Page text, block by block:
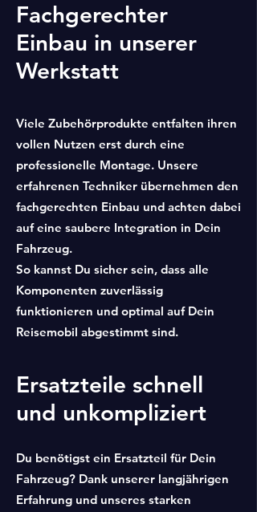
Fachgerechter
Einbau in unserer
Werkstatt
Viele Zubehörprodukte entfalten ihren
vollen Nutzen erst durch eine
professionelle Montage. Unsere
erfahrenen Techniker übernehmen den
fachgerechten Einbau und achten dabei
auf eine saubere Integration in Dein
Fahrzeug.
So kannst Du sicher sein, dass alle
Komponenten zuverlässig
funktionieren und optimal auf Dein
Reisemobil abgestimmt sind.
Ersatzteile schnell
und unkompliziert
Du benötigst ein Ersatzteil für Dein
Fahrzeug? Dank unserer langjährigen
Erfahrung und unseres starken